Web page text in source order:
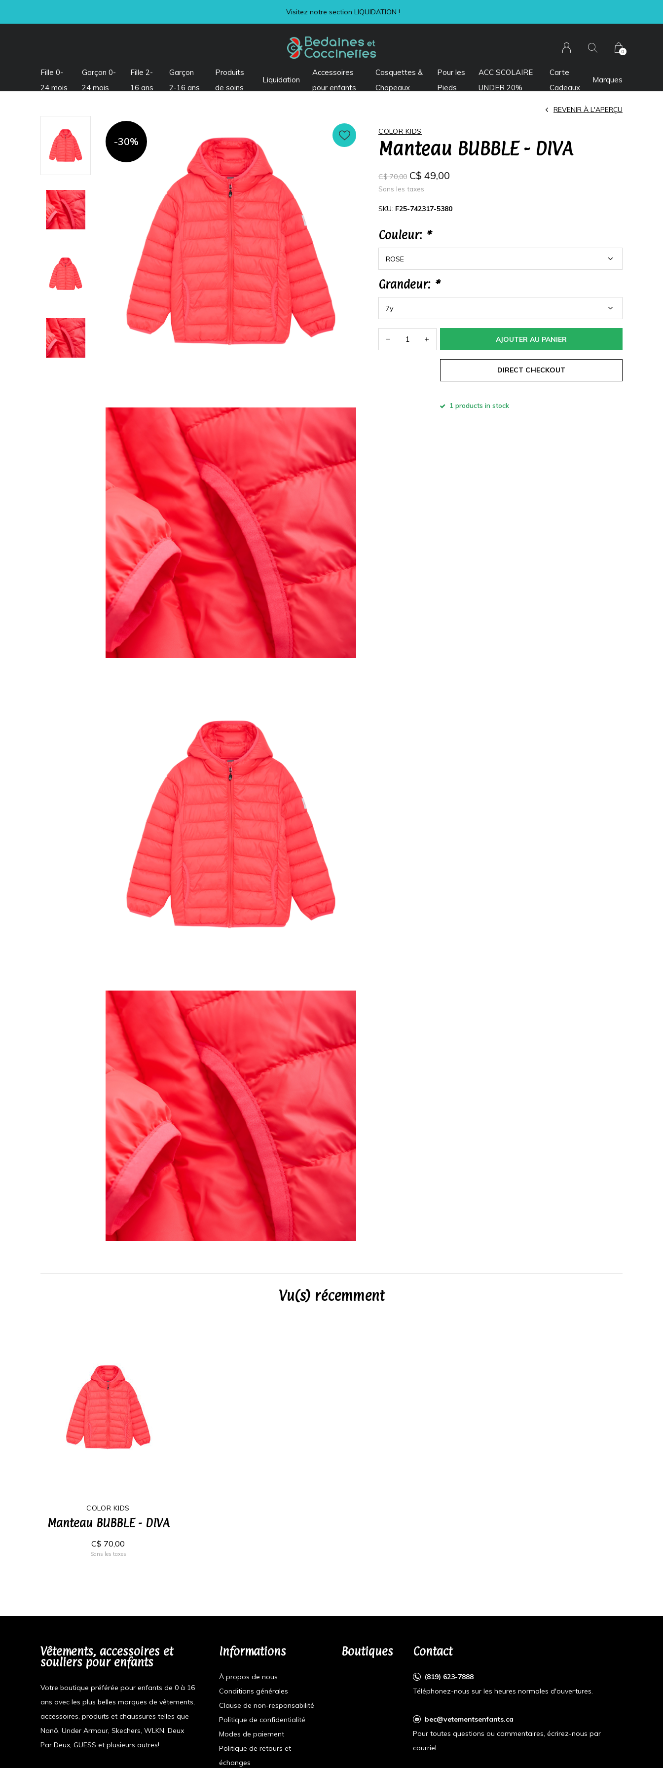
Fille 0-
24 mois
Garçon 0-
24 mois
Fille 2-
16 ans
Garçon
2-16 ans
Produits
de soins
Liquidation
Accessoires
pour enfants
Casquettes &
Chapeaux
Pour les
Pieds
ACC SCOLAIRE
UNDER 20%
Carte
Cadeaux
Marques
0
Visitez notre section LIQUIDATION !
-30%
COLOR KIDS
Manteau BUBBLE - DIVA
REVENIR À L'APERÇU
C$ 70,00 C$ 49,00
Sans les taxes
SKU: F25-742317-5380
Couleur: *
Grandeur: *
AJOUTER AU PANIER
DIRECT CHECKOUT
1 products in stock
Vu(s) récemment
COLOR KIDS
Manteau BUBBLE - DIVA
C$ 70,00
Sans les taxes
Vêtements, accessoires et
souliers pour enfants
Votre boutique préférée pour enfants de 0 à 16
ans avec les plus belles marques de vêtements,
accessoires, produits et chaussures telles que
Nanö, Under Armour, Skechers, WLKN, Deux
Par Deux, GUESS et plusieurs autres!
Informations
À propos de nous
Conditions générales
Clause de non-responsabilité
Politique de confidentialité
Modes de paiement
Politique de retours et
échanges
Boutiques Contact
(819) 623-7888
Téléphonez-nous sur les heures normales d'ouvertures.
bec@vetementsenfants.ca
Pour toutes questions ou commentaires, écrirez-nous par
courriel.